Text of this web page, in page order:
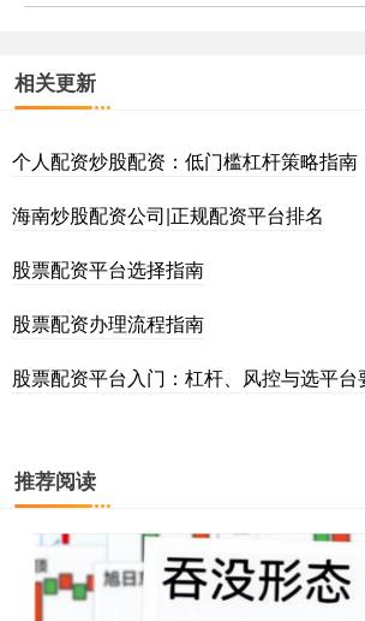
相关更新
个人配资炒股配资：低门槛杠杆策略指南
海南炒股配资公司|正规配资平台排名
股票配资平台选择指南
股票配资办理流程指南
股票配资平台入门：杠杆、风控与选平台
推荐阅读